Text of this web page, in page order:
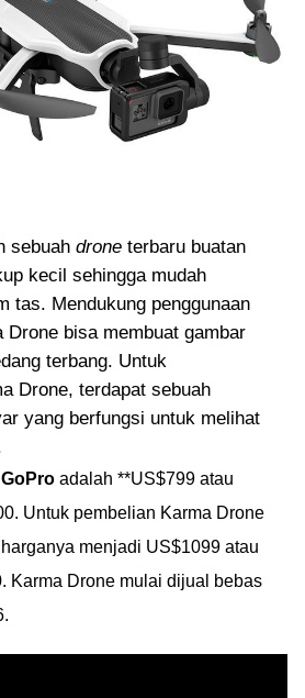
sebuah drone terbaru buatan
kecil sehingga mudah
tas. Mendukung penggunaan
Drone bisa membuat gambar
terbang. Untuk
Drone, terdapat sebuah
yang berfungsi untuk melihat
adalah **US$799 atau
Untuk pembelian Karma Drone
menjadi US$1099 atau
Karma Drone mulai dijual bebas